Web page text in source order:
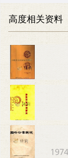
高度相关资料